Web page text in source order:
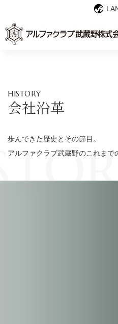
HISTORY
会社沿革
歩んできた歴史とその節目。
アルファクラブ武蔵野のこれまで